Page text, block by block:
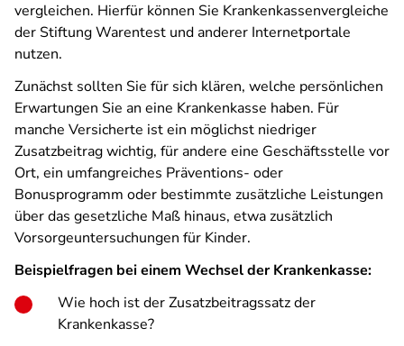
vergleichen. Hierfür können Sie Krankenkassenvergleiche
der Stiftung Warentest und anderer Internetportale
nutzen.
Zunächst sollten Sie für sich klären, welche persönlichen
Erwartungen Sie an eine Krankenkasse haben. Für
manche Versicherte ist ein möglichst niedriger
Zusatzbeitrag wichtig, für andere eine Geschäftsstelle vor
Ort, ein umfangreiches Präventions- oder
Bonusprogramm oder bestimmte zusätzliche Leistungen
über das gesetzliche Maß hinaus, etwa zusätzlich
Vorsorgeuntersuchungen für Kinder.
Beispielfragen bei einem Wechsel der Krankenkasse:
Wie hoch ist der Zusatzbeitragssatz der
Krankenkasse?